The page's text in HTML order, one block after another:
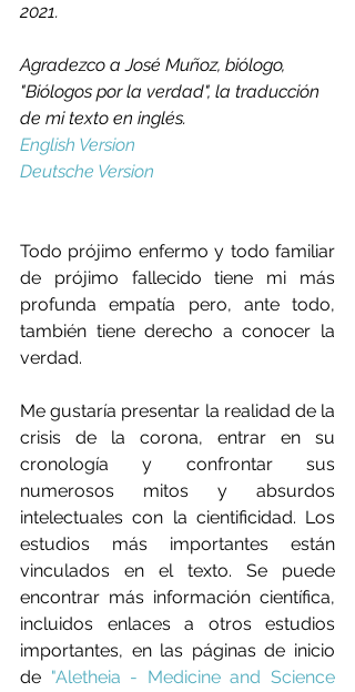
2021.
Agradezco a José Muñoz, biólogo,
"Biólogos por la verdad", la traducción
de mi texto en inglés.
English Version
Deutsche Version
Todo prójimo enfermo y todo familiar
de prójimo fallecido tiene mi más
profunda empatía pero, ante todo,
también tiene derecho a conocer la
verdad.
Me gustaría presentar la realidad de la
crisis de la corona, entrar en su
cronología y confrontar sus
numerosos mitos y absurdos
intelectuales con la cientificidad. Los
estudios más importantes están
vinculados en el texto. Se puede
encontrar más información científica,
incluidos enlaces a otros estudios
importantes, en las páginas de inicio
de "Aletheia - Medicine and Science